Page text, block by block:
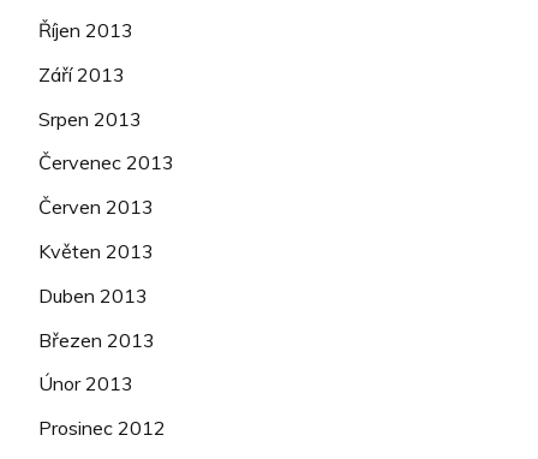
Říjen 2013
Září 2013
Srpen 2013
Červenec 2013
Červen 2013
Květen 2013
Duben 2013
Březen 2013
Únor 2013
Prosinec 2012